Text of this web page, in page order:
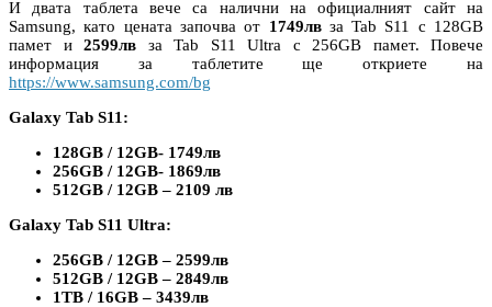
И двата таблета вече са налични на официалният сайт на
Samsung, като цената започва от 1749лв за Tab S11 с 128GB
памет и 2599лв за Tab S11 Ultra с 256GB памет. Повече
информация за таблетите ще откриете на
https://www.samsung.com/bg
Galaxy Tab S11:
128GB / 12GB- 1749лв
256GB / 12GB- 1869лв
512GB / 12GB – 2109 лв
Galaxy Tab S11 Ultra:
256GB / 12GB – 2599лв
512GB / 12GB – 2849лв
1TB / 16GB – 3439лв